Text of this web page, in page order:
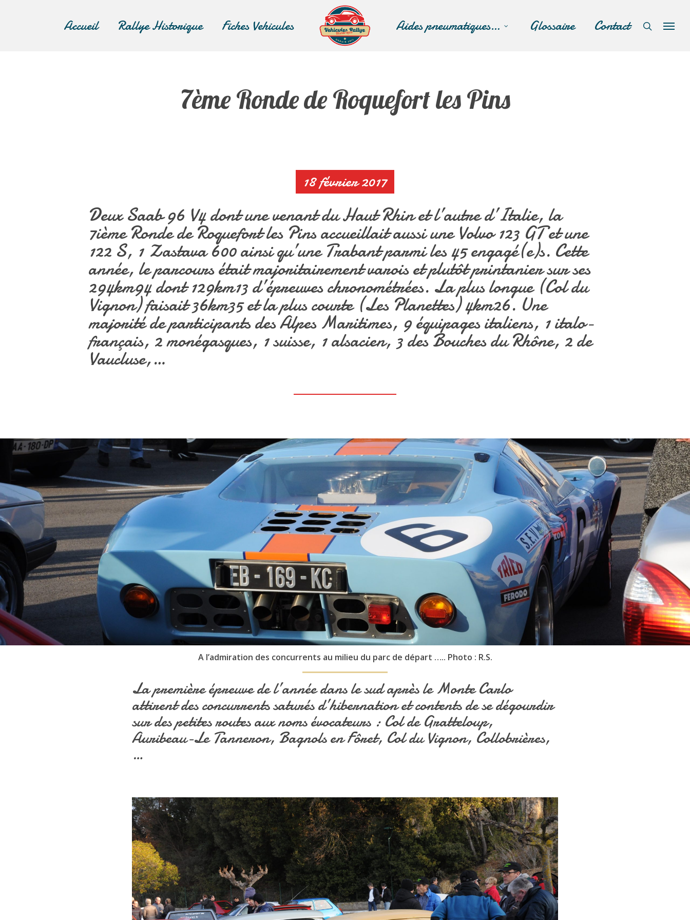
Accueil Rallye Historique Fiches Vehicules Aides pneumatiques… Glossaire Contact
7ème Ronde de Roquefort les Pins
18 février 2017
Deux Saab 96 V4 dont une venant du Haut Rhin et l’autre d’Italie, la
7ième Ronde de Roquefort les Pins accueillait aussi une Volvo 123 GT et une
122 S, 1 Zastava 600 ainsi qu’une Trabant parmi les 45 engagé(e)s. Cette
année, le parcours était majoritairement varois et plutôtprintanier sur ses
294km94 dont 129km13 d’épreuves chronométrées. La plus longue (Col du
Vignon) faisait 36km35 et la plus courte (Les Planettes) 4km26. Une
majorité de participants des Alpes Maritimes, 9 équipages italiens, 1 italo-
français, 2 monégasques, 1 suisse, 1 alsacien, 3 des Bouches du Rhône, 2 de
Vaucluse,…
A l’admiration des concurrents au milieu du parc de départ ….. Photo : R.S.
La première épreuve de l’année dans le sud après le Monte Carlo
attirent des concurrents saturés d’hibernation et contents de se dégourdir
sur des petites routes aux noms évocateurs : Col de Gratteloup,
Auribeau-Le Tanneron, Bagnols en Fôret, Col du Vignon, Collobrières,
…